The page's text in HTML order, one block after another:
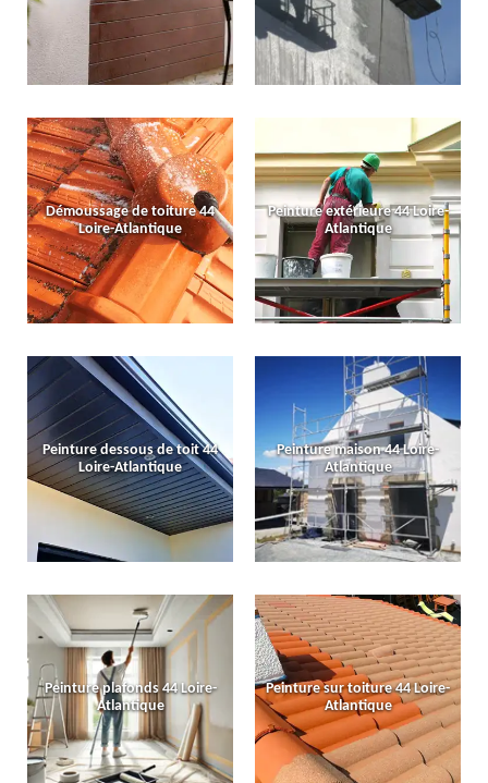
Démoussage de toiture 44
Loire-Atlantique
Peinture extérieure 44 Loire-
Atlantique
Peinture dessous de toit 44
Loire-Atlantique
Peinture maison 44 Loire-
Atlantique
Peinture plafonds 44 Loire-
Atlantique
Peinture sur toiture 44 Loire-
Atlantique